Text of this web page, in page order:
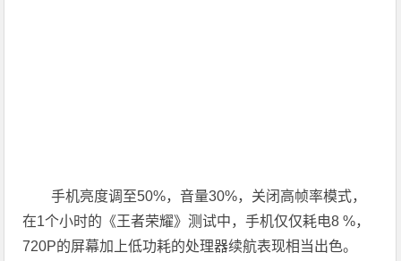
手机亮度调至50%，音量30%，关闭高帧率模式，
在1个小时的《王者荣耀》测试中，手机仅仅耗电8 %，
720P的屏幕加上低功耗的处理器续航表现相当出色。